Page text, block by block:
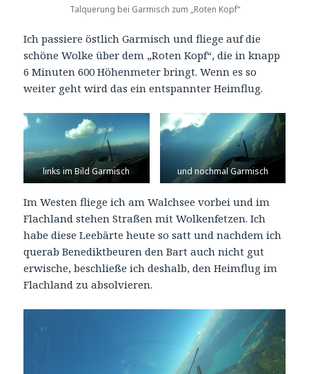
Talquerung bei Garmisch zum „Roten Kopf“
Ich passiere östlich Garmisch und fliege auf die
schöne Wolke über dem „Roten Kopf“, die in knapp
6 Minuten 600 Höhenmeter bringt. Wenn es so
weiter geht wird das ein entspannter Heimflug.
links im Bild Garmisch und nochmal Garmisch
Im Westen fliege ich am Walchsee vorbei und im
Flachland stehen Straßen mit Wolkenfetzen. Ich
habe diese Leebärte heute so satt und nachdem ich
querab Benediktbeuren den Bart auch nicht gut
erwische, beschließe ich deshalb, den Heimflug im
Flachland zu absolvieren.